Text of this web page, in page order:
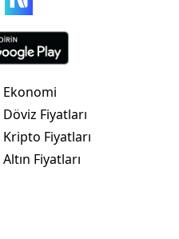
Ekonomi
Döviz Fiyatları
Kripto Fiyatları
Altın Fiyatları